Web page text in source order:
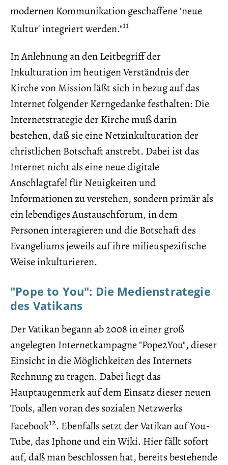
modernen Kommunikation geschaffene 'neue
Kultur' integriert werden."11
In Anlehnung an den Leitbegriff der
Inkulturation im heutigen Verständnis der
Kirche von Mission läßt sich in bezug auf das
Internet folgender Kerngedanke festhalten: Die
Internetstrategie der Kirche muß darin
bestehen, daß sie eine Netzinkulturation der
christlichen Botschaft anstrebt. Dabei ist das
Internet nicht als eine neue digitale
Anschlagtafel für Neuigkeiten und
Informationen zu verstehen, sondern primär als
ein lebendiges Austauschforum, in dem
Personen interagieren und die Botschaft des
Evangeliums jeweils auf ihre milieuspezifische
Weise inkulturieren.
"Pope to You": Die Medienstrategie
des Vatikans
Der Vatikan begann ab 2008 in einer groß
angelegten Internetkampagne "Pope2You", dieser
Einsicht in die Möglichkeiten des Internets
Rechnung zu tragen. Dabei liegt das
Hauptaugenmerk auf dem Einsatz dieser neuen
Tools, allen voran des sozialen Netzwerks
Facebook12. Ebenfalls setzt der Vatikan auf You-
Tube, das Iphone und ein Wiki. Hier fällt sofort
auf, daß man beschlossen hat, bereits bestehende